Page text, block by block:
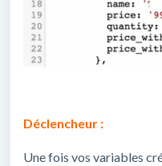
Déclencheur :
Une fois vos variables